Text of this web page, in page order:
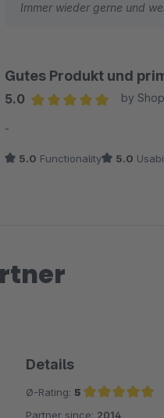
Immer wieder gerne und
Gutes Produkt und
5.0
by
-
5.0 Functionality 5.0
Details
Ø-Rating: 5
Average rating of 5 out of 5 stars
Partner since: 2014